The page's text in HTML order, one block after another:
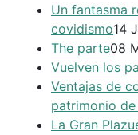
Un fantasma
covidismo14
The parte08
Vuelven los
Ventajas de
patrimonio
La Gran